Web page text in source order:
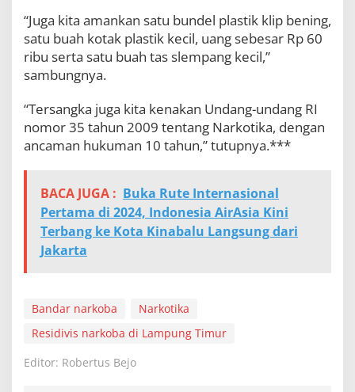
“Juga kita amankan satu bundel plastik klip bening,
satu buah kotak plastik kecil, uang sebesar Rp 60
ribu serta satu buah tas slempang kecil,”
sambungnya.
“Tersangka juga kita kenakan Undang-undang RI
nomor 35 tahun 2009 tentang Narkotika, dengan
ancaman hukuman 10 tahun,” tutupnya.***
BACA JUGA : Buka Rute Internasional
Pertama di 2024, Indonesia AirAsia Kini
Terbang ke Kota Kinabalu Langsung dari
Jakarta
Bandar narkoba
Narkotika
Residivis narkoba di Lampung Timur
Editor: Robertus Bejo